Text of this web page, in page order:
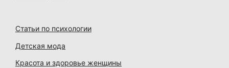
Статьи по психологии
Детская мода
Красота и здоровье женщины